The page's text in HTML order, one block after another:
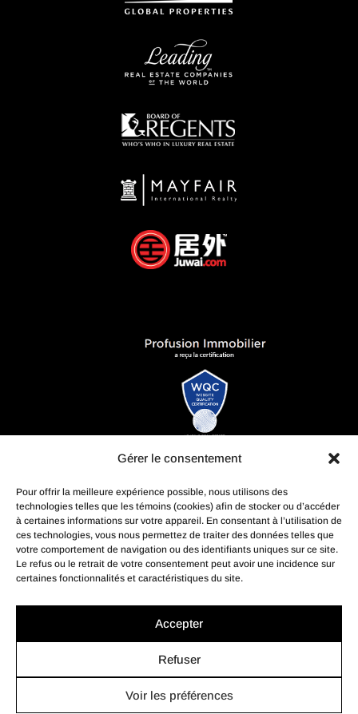
Gérer le consentement
Pour offrir la meilleure expérience possible, nous utilisons des
technologies telles que les témoins (cookies) afin de stocker ou d’accéder
à certaines informations sur votre appareil. En consentant à l’utilisation de
ces technologies, vous nous permettez de traiter des données telles que
votre comportement de navigation ou des identifiants uniques sur ce site.
Le refus ou le retrait de votre consentement peut avoir une incidence sur
certaines fonctionnalités et caractéristiques du site.
Accepter
Refuser
Voir les préférences